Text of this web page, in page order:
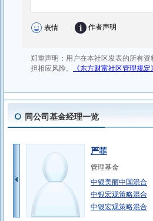
同公司基金经理一览
严菲
管理基金
中银美丽中国混合
中银宏观策略混合
中银宏观策略混合